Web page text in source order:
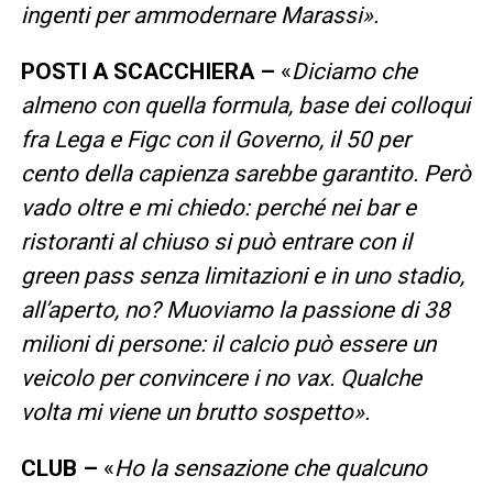
ingenti per ammodernare Marassi».
POSTI A SCACCHIERA – «Diciamo che
almeno con quella formula, base dei colloqui
fra Lega e Figc con il Governo, il 50 per
cento della capienza sarebbe garantito. Però
vado oltre e mi chiedo: perché nei bar e
ristoranti al chiuso si può entrare con il
green pass senza limitazioni e in uno stadio,
all’aperto, no? Muoviamo la passione di 38
milioni di persone: il calcio può essere un
veicolo per convincere i no vax. Qualche
volta mi viene un brutto sospetto».
CLUB – «Ho la sensazione che qualcuno